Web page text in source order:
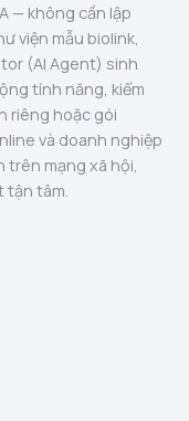
— không cần lập
viện mẫu biolink,
(AI Agent) sinh
tính năng, kiểm
riêng hoặc gói
và doanh nghiệp
trên mạng xã hội,
tâm.